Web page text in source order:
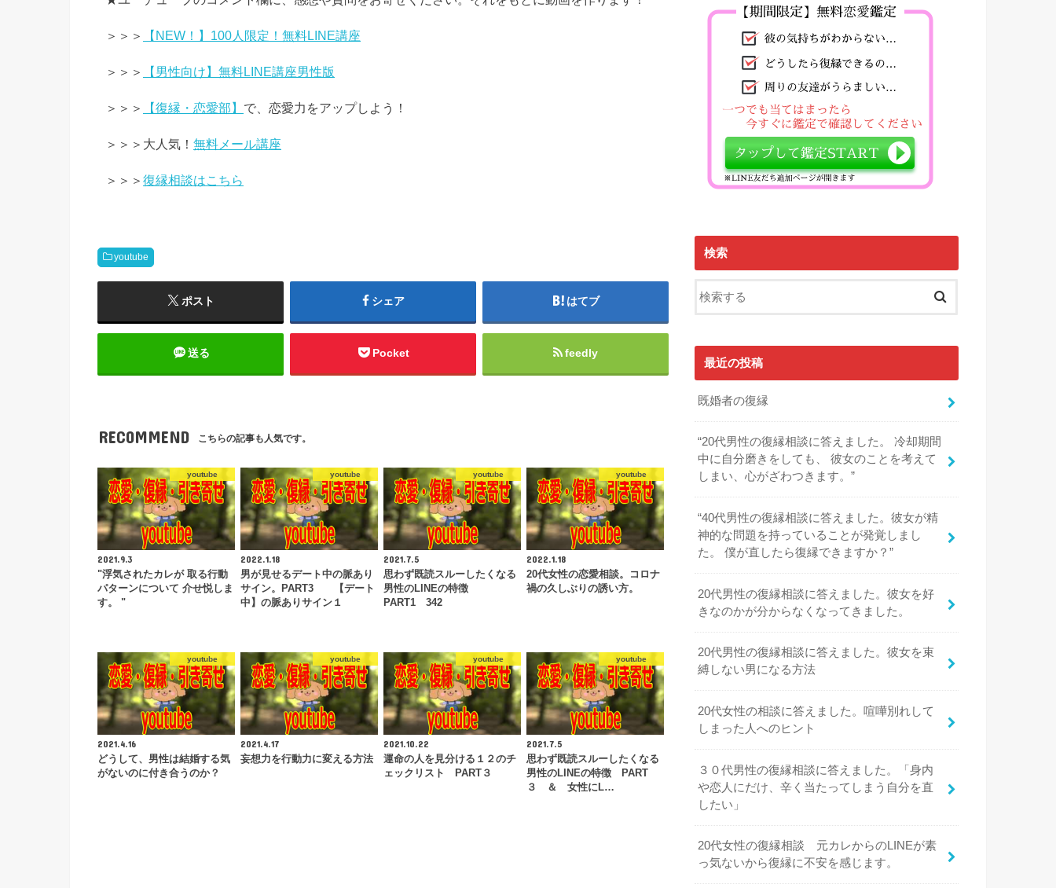
＞＞＞ 【NEW！】100人限定！無料LINE講座
＞＞＞ 【男性向け】無料LINE講座男性版
＞＞＞ 【復縁・恋愛部】 で、恋愛力をアップしよう！
＞＞＞大人気！ 無料メール講座
＞＞＞ 復縁相談はこちら
youtube
ポスト シェア はてブ
送る Pocket feedly
RECOMMEND こちらの記事も人気です。
youtube
2021.9.3
"浮気されたカレが 取る行動
パターンについて 介せ悦しま
す。 "
youtube
2022.1.18
男が見せるデート中の脈あり
サイン。PART3 【デート
中】の脈ありサイン１
youtube
2021.7.5
思わず既読スルーしたくなる
男性のLINEの特徴
PART1 342
youtube
2022.1.18
20代女性の恋愛相談。コロナ
禍の久しぶりの誘い方。
youtube
2021.4.16
どうして、男性は結婚する気
がないのに付き合うのか？
youtube
2021.4.17
妄想力を行動力に変える方法
youtube
2021.10.22
運命の人を見分ける１２のチ
ェックリスト PART３
youtube
2021.7.5
思わず既読スルーしたくなる
男性のLINEの特徴 PART
３ ＆ 女性にL…
検索
最近の投稿
既婚者の復縁
“20代男性の復縁相談に答えました。 冷却期間
中に自分磨きをしても、 彼女のことを考えて
しまい、心がざわつきます。”
“40代男性の復縁相談に答えました。彼女が精
神的な問題を持っていることが発覚しまし
た。 僕が直したら復縁できますか？”
20代男性の復縁相談に答えました。彼女を好
きなのかが分からなくなってきました。
20代男性の復縁相談に答えました。彼女を束
縛しない男になる方法
20代女性の相談に答えました。喧嘩別れして
しまった人へのヒント
３０代男性の復縁相談に答えました。「身内
や恋人にだけ、辛く当たってしまう自分を直
したい」
20代女性の復縁相談 元カレからのLINEが素
っ気ないから復縁に不安を感じます。